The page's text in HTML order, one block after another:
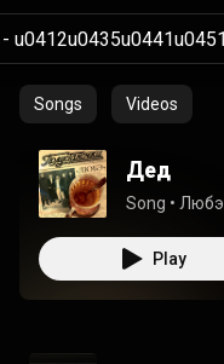
Songs Videos
Дед
Song • Любэ
Play